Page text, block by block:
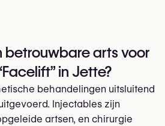
betrouwbare arts voor
in Jette?
behandelingen uitsluitend
Injectables zijn
artsen, en chirurgie